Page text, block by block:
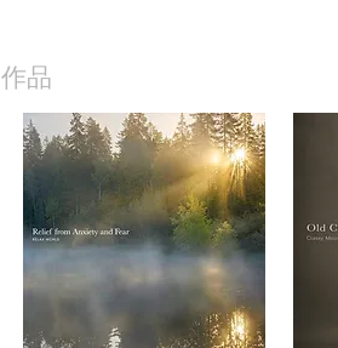
品